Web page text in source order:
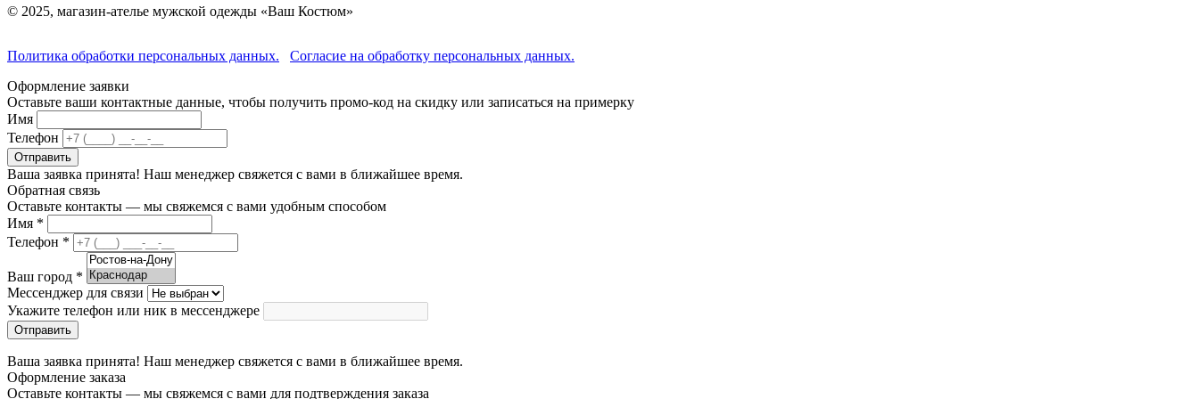
© 2025, магазин-ателье мужской одежды «Ваш Костюм»
Политика обработки персональных данных.
Согласие на обработку персональных данных.
Оформление заявки
Оставьте ваши контактные данные, чтобы получить промо-код на скидку или записаться на примерку
Имя
Телефон
Отправить
Ваша заявка принята! Наш менеджер свяжется с вами в ближайшее время.
Обратная связь
Оставьте контакты — мы свяжемся с вами удобным способом
Имя *
Телефон *
Ваш город *
Мессенджер для связи
Укажите телефон или ник в мессенджере
Отправить
Ваша заявка принята! Наш менеджер свяжется с вами в ближайшее время.
Оформление заказа
Оставьте контакты — мы свяжемся с вами для подтверждения заказа